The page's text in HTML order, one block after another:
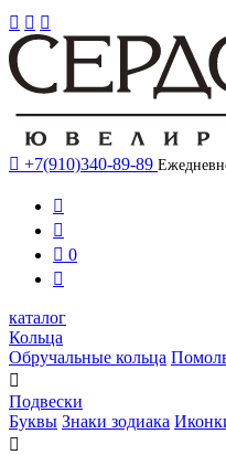
  
 +7(910)340-89-89


 0

каталог
Кольца
Обручальные кольца

Подвески
Буквы Знаки зодиака
